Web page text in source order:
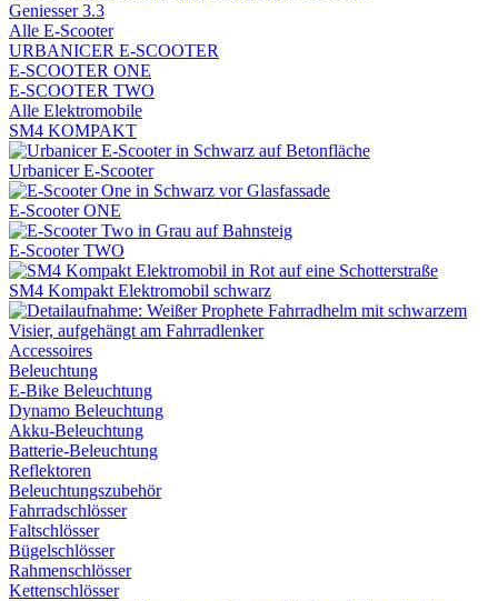
Geniesser 3.3
Alle E-Scooter
URBANICER E-SCOOTER
E-SCOOTER ONE
E-SCOOTER TWO
Alle Elektromobile
SM4 KOMPAKT
Urbanicer E-Scooter
E-Scooter ONE
E-Scooter TWO
SM4 Kompakt Elektromobil schwarz
Accessoires
Beleuchtung
E-Bike Beleuchtung
Dynamo Beleuchtung
Akku-Beleuchtung
Batterie-Beleuchtung
Reflektoren
Beleuchtungszubehör
Fahrradschlösser
Faltschlösser
Bügelschlösser
Rahmenschlösser
Kettenschlösser